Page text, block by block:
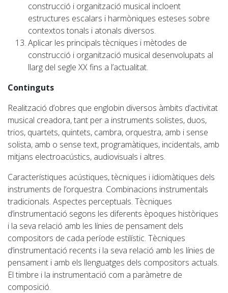
construcció i organització musical incloent
estructures escalars i harmòniques esteses sobre
contextos tonals i atonals diversos.
Aplicar les principals tècniques i mètodes de
construcció i organització musical desenvolupats al
llarg del segle XX fins a l’actualitat.
Continguts
Realització d’obres que englobin diversos àmbits d’activitat
musical creadora, tant per a instruments solistes, duos,
trios, quartets, quintets, cambra, orquestra, amb i sense
solista, amb o sense text, programàtiques, incidentals, amb
mitjans electroacústics, audiovisuals i altres.
Característiques acústiques, tècniques i idiomàtiques dels
instruments de l’orquestra. Combinacions instrumentals
tradicionals. Aspectes perceptuals. Tècniques
d’instrumentació segons les diferents èpoques històriques
i la seva relació amb les línies de pensament dels
compositors de cada període estilístic. Tècniques
d’instrumentació recents i la seva relació amb les línies de
pensament i amb els llenguatges dels compositors actuals.
El timbre i la instrumentació com a paràmetre de
composició.